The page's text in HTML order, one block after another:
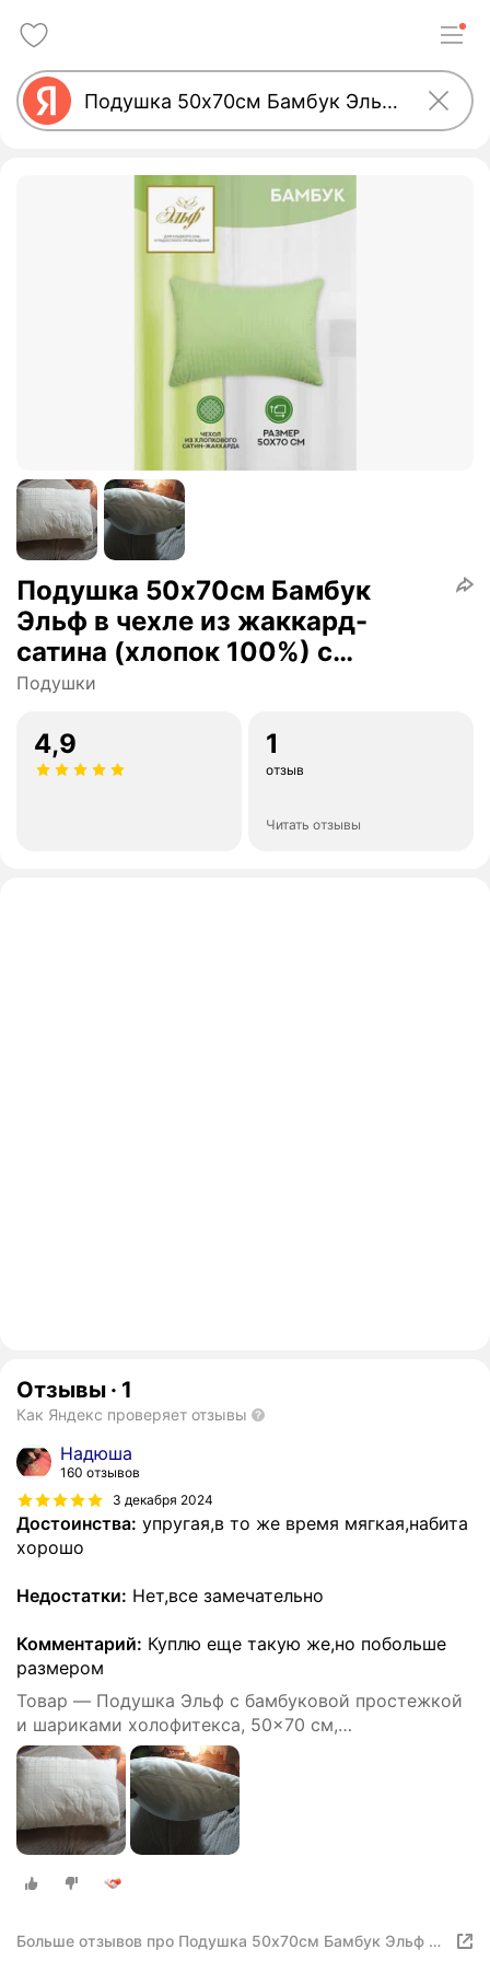
Подушка 50х70см Бамбук
Эльф в чехле из жаккард-
сатина (хлопок 100%) с
молнией (222)
Подушки
4,9 1
отзыв
Читать отзывы
Отзывы · 1
Как Яндекс проверяет отзывы
Надюша
160 отзывов
3 декабря 2024
Достоинства: упругая,в то же время мягкая,набита
хорошо
Недостатки: Нет,все замечательно
Комментарий: Куплю еще такую же,но побольше
размером
Товар — Подушка Эльф с бамбуковой простежкой
и шариками холофитекса, 50x70 см,
гипоаллергенная
Больше отзывов про Подушка 50х70см Бамбук Эльф в